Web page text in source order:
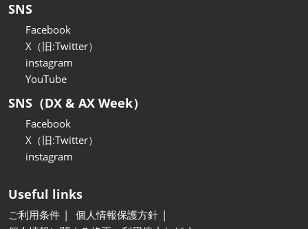
SNS
Facebook
X（旧:Twitter）
instagram
YouTube
SNS（DX & AX Week）
Facebook
X（旧:Twitter）
instagram
Useful links
ご利用条件
個人情報保護方針